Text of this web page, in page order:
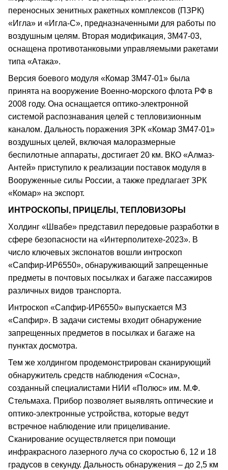
переносных зенитных ракетных комплексов (ПЗРК)
«Игла» и «Игла-С», предназначенными для работы по
воздушным целям. Вторая модификация, 3М47-03,
оснащена противотанковыми управляемыми ракетами
типа «Атака».
Версия боевого модуля «Комар 3М47-01» была
принята на вооружение Военно-морского флота РФ в
2008 году. Она оснащается оптико-электронной
системой распознавания целей с тепловизионным
каналом. Дальность поражения ЗРК «Комар 3М47-01»
воздушных целей, включая малоразмерные
беспилотные аппараты, достигает 20 км. ВКО «Алмаз-
Антей» приступило к реализации поставок модуля в
Вооруженные силы России, а также предлагает ЗРК
«Комар» на экспорт.
ИНТРОСКОПЫ, ПРИЦЕЛЫ, ТЕПЛОВИЗОРЫ
Холдинг «Швабе» представил передовые разработки в
сфере безопасности на «Интерполитехе-2023». В
число ключевых экспонатов вошли интроскоп
«Сапфир-ИР6550», обнаруживающий запрещенные
предметы в почтовых посылках и багаже пассажиров
различных видов транспорта.
Интроскоп «Сапфир-ИР6550» выпускается МЗ
«Сапфир». В задачи системы входит обнаружение
запрещенных предметов в посылках и багаже на
пунктах досмотра.
Тем же холдингом продемонстрирован сканирующий
обнаружитель средств наблюдения «Сосна»,
созданный специалистами НИИ «Полюс» им. М.Ф.
Стельмаха. Прибор позволяет выявлять оптические и
оптико-электронные устройства, которые ведут
встречное наблюдение или прицеливание.
Сканирование осуществляется при помощи
инфракрасного лазерного луча со скоростью 6, 12 и 18
градусов в секунду. Дальность обнаружения – до 2,5 км